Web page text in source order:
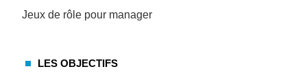
Jeux de rôle pour manager
LES OBJECTIFS